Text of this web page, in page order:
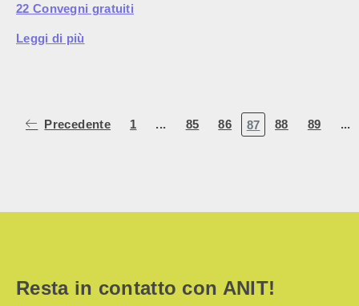
22 Convegni gratuiti
Leggi di più
Precedente 1 ... 85 86 87 88 89 ...
Resta in contatto con ANIT!